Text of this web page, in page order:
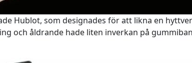
Hublot, som designades för att likna en
och åldrande hade liten inverkan på